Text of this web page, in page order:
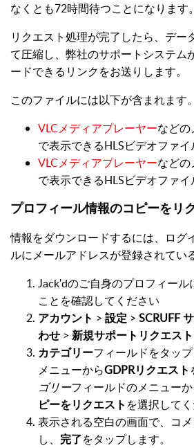
なくとも72時間待つことになります。
リクエスト処理が完了したら、デー
て圧縮し、弊社のサポートシステム
ードできるリンクをお送りします。
このファイルには以下が含まれます。
VLCメディアプレーヤーなど
で表示できるHLSビデオファイ
VLCメディアプレーヤーなど
で表示できるHLSビデオファイ
プロフィール情報のコピーをリ
情報をダウンロードするには、ログ
ルにメールアドレスが登録されてい
Jack'dのご自身のプロフィール
ことを確認してください
アカウント > 設定 > SCRUFF
わせ > 新規サポートリクエスト
カテゴリーフィールドをタッ
メニューからGDPRリクエスト
ゴリーフィールドのメニューか
ピーをリクエスト を選択して
表示される空白の画面で、コ
し、 完了をタップします。